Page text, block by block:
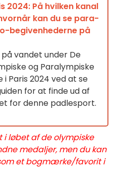
2024: På hvilken kanal
kan du se para-
begivenhederne på
på vandet under De
og Paralympiske
i Paris 2024 ved at se
for at finde ud af
for denne padlesport.
løbet af de olympiske
medaljer, men du kan
et bogmærke/favorit i